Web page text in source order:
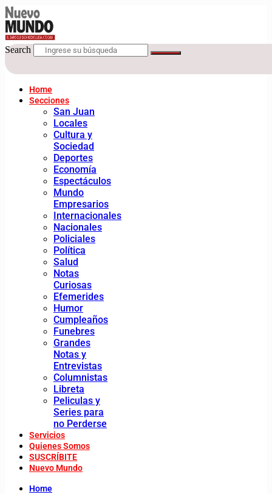
Search
Home
Secciones
San Juan
Locales
Cultura y
Sociedad
Deportes
Economía
Espectáculos
Mundo
Empresarios
Internacionales
Nacionales
Policiales
Política
Salud
Notas
Curiosas
Efemerides
Humor
Cumpleaños
Funebres
Grandes
Notas y
Entrevistas
Columnistas
Libreta
Peliculas y
Series para
no Perderse
Servicios
Quienes Somos
SUSCRÍBITE
Nuevo Mundo
Home